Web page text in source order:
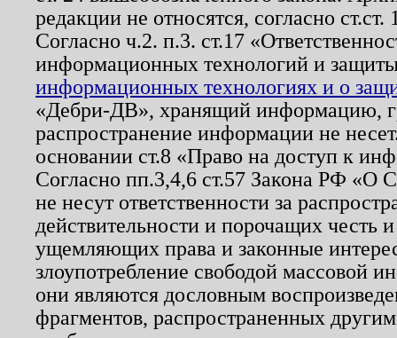
редакции не относятся, согласно
Согласно ч.2. п.3. ст.17
информационных технологий и
информационных технологиях и о
«Дебри-ДВ», хранящий информацию,
распространение информации не
основании ст.8 «Право на доступ к
Согласно пп.3,4,6 ст.57 Закона РФ «О
не несут ответственности за
действительности и порочащих честь
ущемляющих права и законные
злоупотребление свободой массовой
они являются дословным
фрагментов, распространенных